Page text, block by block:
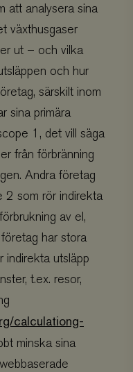
att analysera sina
växthusgaser
ut – och vilka
och hur
särskilt inom
sina primära
1, det vill säga
från förbränning
Andra företag
2 som rör indirekta
av el,
har stora
indirekta utsläpp
t.ex. resor,
calculationg-
minska sina